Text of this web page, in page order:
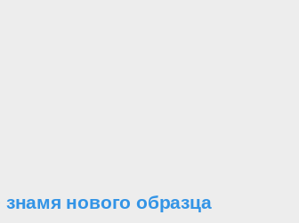
нового образца